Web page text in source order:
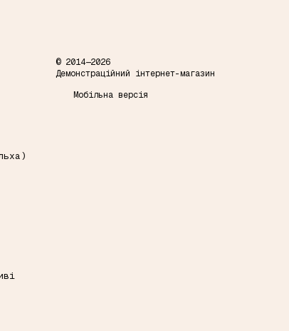
© 2014—2026
Демонстраційний інтернет-магазин
Мобільна версія